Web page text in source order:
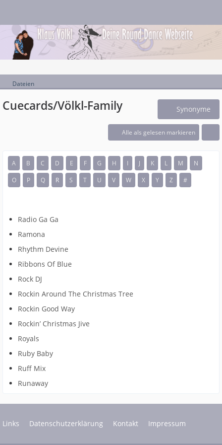
Dateien
Cuecards/Völkl-Family Synonyme
Alle als gelesen markieren
A B C D E F G H I J K L M
N
O
P Q R S T U V W X Y Z #
Radio Ga Ga
Ramona
Rhythm Devine
Ribbons Of Blue
Rock DJ
Rockin Around The Christmas Tree
Rockin Good Way
Rockin’ Christmas Jive
Royals
Ruby Baby
Ruff Mix
Runaway
Links Datenschutzerklärung Kontakt Impressum